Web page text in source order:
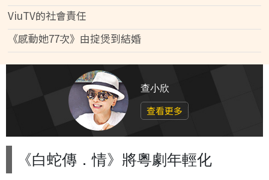
ViuTV的社會責任
《感動她77次》由掟煲到結婚
查小欣
查看更多
《白蛇傳．情》將粵劇年輕化